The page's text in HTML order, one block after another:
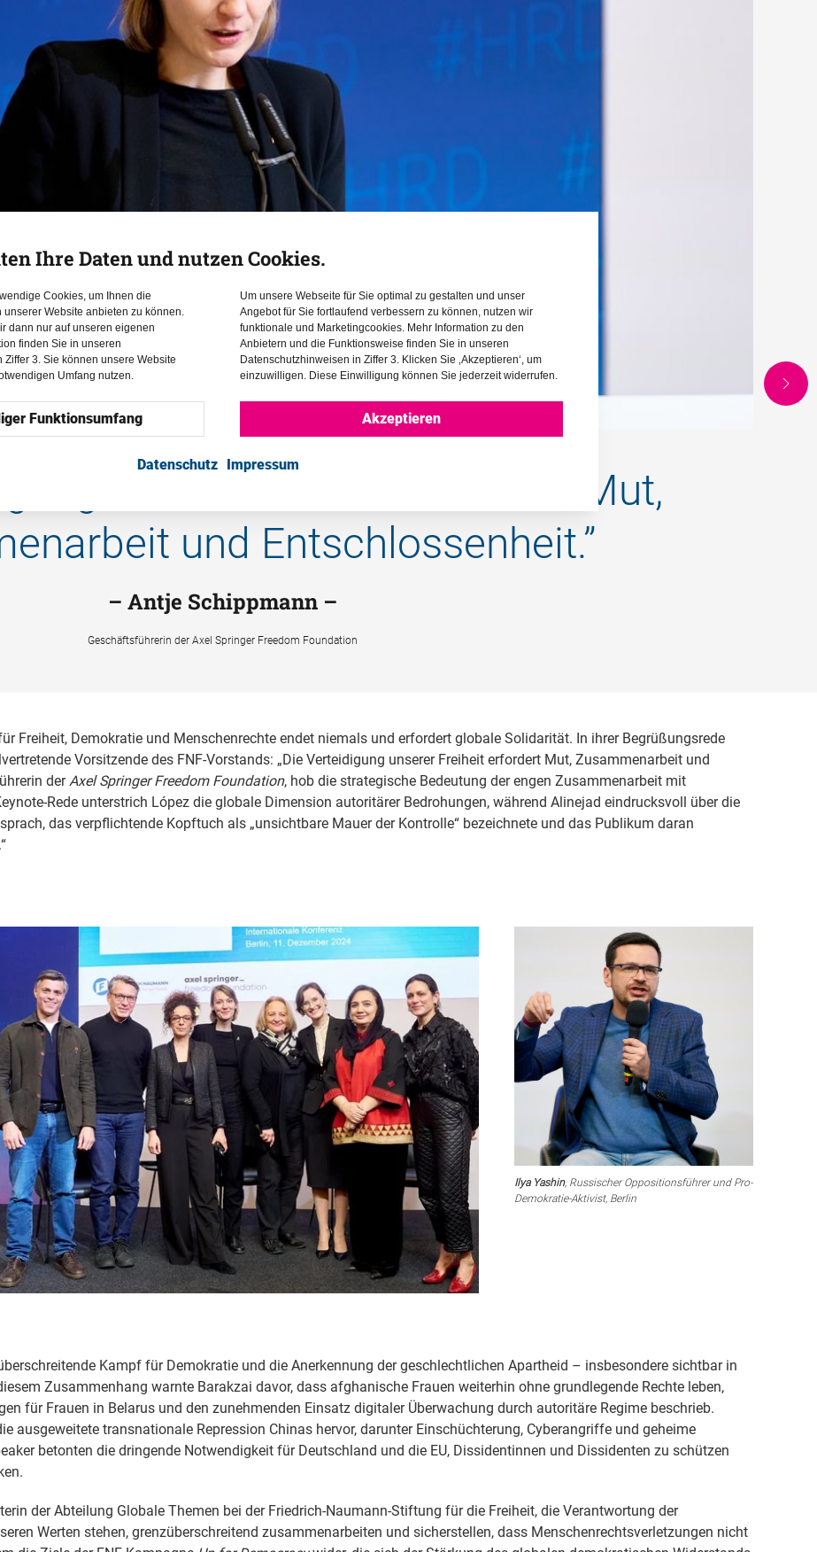
unserer Freiheit erfordert Mut,
und Entschlossenheit.”
– Antje Schippmann –
Geschäftsführerin der Axel Springer Freedom Foundation
Freiheit, Demokratie und Menschenrechte endet niemals und erfordert globale Solidarität. In ihrer Begrüßungsrede
Vorsitzende des FNF-Vorstands: „Die Verteidigung unserer Freiheit erfordert Mut, Zusammenarbeit und
derAxel Springer Freedom Foundation, hob die strategische Bedeutung der engen Zusammenarbeit mit
Rede unterstrich López die globale Dimension autoritärer Bedrohungen, während Alinejad eindrucksvoll über die
das verpflichtende Kopftuch als „unsichtbare Mauer der Kontrolle“ bezeichnete und das Publikum daran
Ilya Yashin, Russischer Oppositionsführer und Pro-
Demokratie-Aktivist, Berlin
Kampf für Demokratie und die Anerkennung der geschlechtlichen Apartheid – insbesondere sichtbar in
Zusammenhang warnte Barakzai davor, dass afghanische Frauen weiterhin ohne grundlegende Rechte leben,
für Frauen in Belarus und den zunehmenden Einsatz digitaler Überwachung durch autoritäre Regime beschrieb.
ausgeweitete transnationale Repression Chinas hervor, darunter Einschüchterung, Cyberangriffe und geheime
betonten die dringende Notwendigkeit für Deutschland und die EU, Dissidentinnen und Dissidenten zu schützen
der Abteilung Globale Themen bei der Friedrich-Naumann-Stiftung für die Freiheit, die Verantwortung der
Werten stehen, grenzüberschreitend zusammenarbeiten und sicherstellen, dass Menschenrechtsverletzungen nicht
Ihre Daten und nutzen Cookies.
Cookies, um Ihnen die
Website anbieten zu können.
dann nur auf unseren eigenen
finden Sie in unseren
Ziffer 3. Sie können unsere Website
Umfang nutzen.
Funktionsumfang
Um unsere Webseite für Sie optimal zu gestalten und unser
Angebot für Sie fortlaufend verbessern zu können, nutzen wir
funktionale und Marketingcookies. Mehr Information zu den
Anbietern und die Funktionsweise finden Sie in unseren
Datenschutzhinweisen in Ziffer 3. Klicken Sie ‚Akzeptieren‘, um
einzuwilligen. Diese Einwilligung können Sie jederzeit widerrufen.
Akzeptieren
Datenschutz Impressum